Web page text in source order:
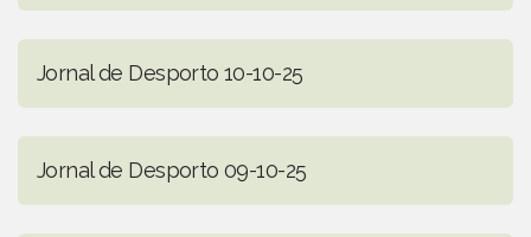
Jornal de Desporto 10-10-25
Jornal de Desporto 09-10-25